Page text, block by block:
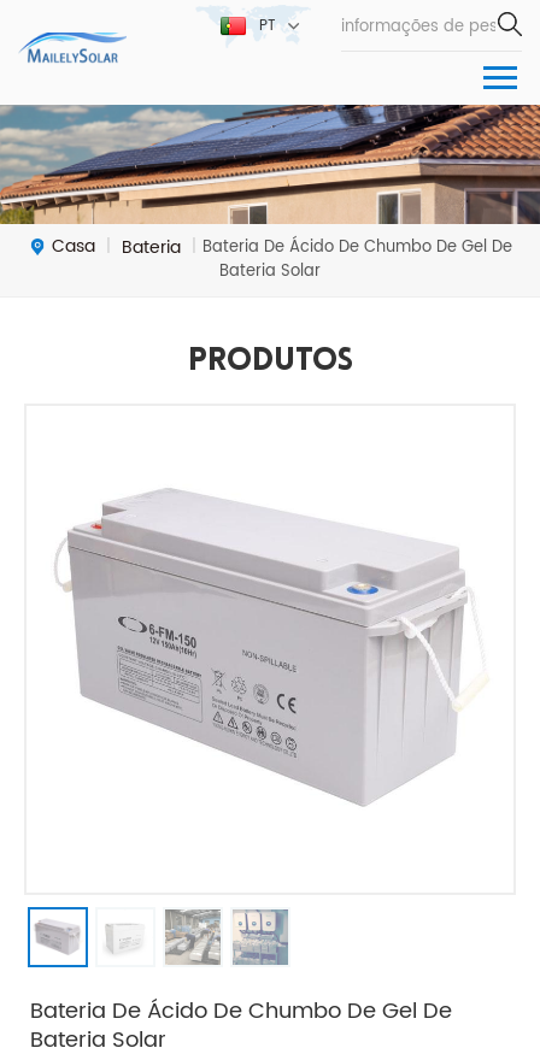
PT
Casa | Bateria | Bateria De Ácido De Chumbo De Gel De
Bateria Solar
Produtos
Bateria De Ácido De Chumbo De Gel De
Bateria Solar